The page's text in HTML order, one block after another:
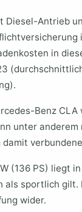
Diesel-Antrieb
in
Benz
unter
(136 PS) liegt
als sportlich
wider.